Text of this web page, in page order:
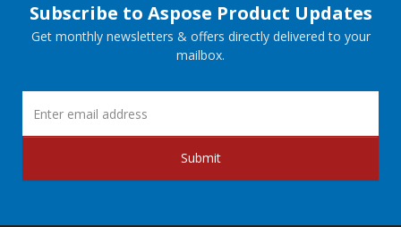
Subscribe to Aspose Product Updates
Get monthly newsletters & offers directly delivered to your
mailbox.
Submit